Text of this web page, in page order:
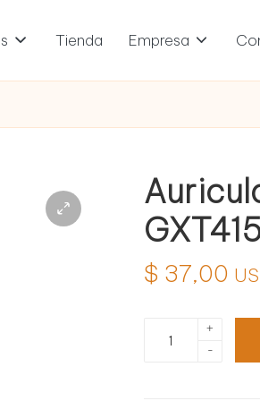
Tienda Empresa
$ 37,00
Gaming
-
+